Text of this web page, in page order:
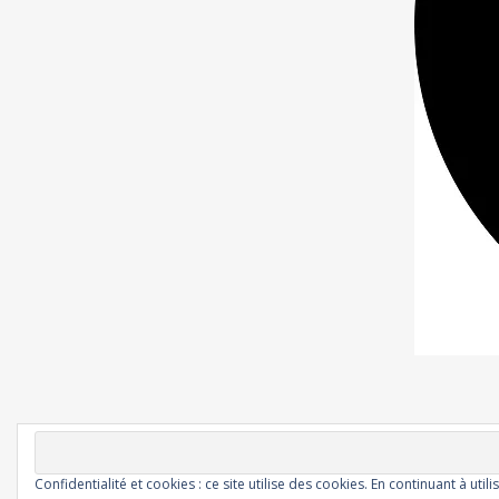
Confidentialité et cookies : ce site utilise des cookies. En continuant à